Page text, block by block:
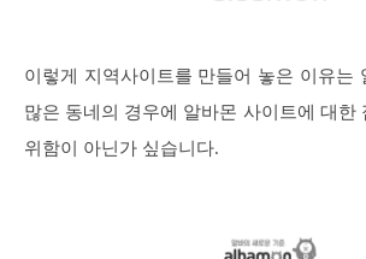
이렇게 지역사이트를 만들어 놓은 이유는
많은 동네의 경우에 알바몬 사이트에 대한
위함이 아닌가 싶습니다.